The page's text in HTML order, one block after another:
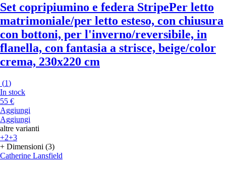
Set copripiumino e federa StripePer letto
matrimoniale/per letto esteso, con chiusura
con bottoni, per l'inverno/reversibile, in
flanella, con fantasia a strisce, beige/color
crema, 230x220 cm
(1)
In stock
55 €
Aggiungi
Aggiungi
altre varianti
+2+3
+ Dimensioni (3)
Catherine Lansfield